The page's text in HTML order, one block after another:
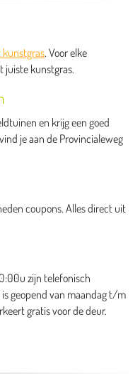
. Voor elke
juiste kunstgras.
en krijg een goed
je aan de Provincialeweg
coupons. Alles direct uit
zijn telefonisch
geopend van maandag t/m
gratis voor de deur.